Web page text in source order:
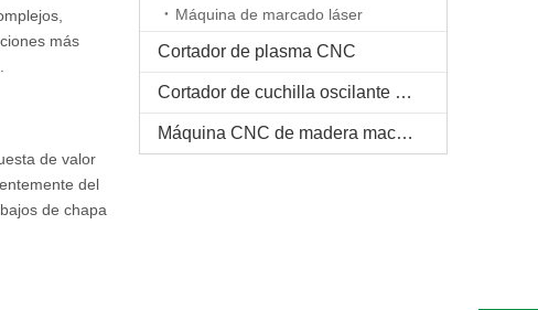
más
de valor
del
de chapa
Máquina de marcado láser
Cortador de plasma CNC
Cortador de cuchilla oscilante CNC
Máquina CNC de madera maciza